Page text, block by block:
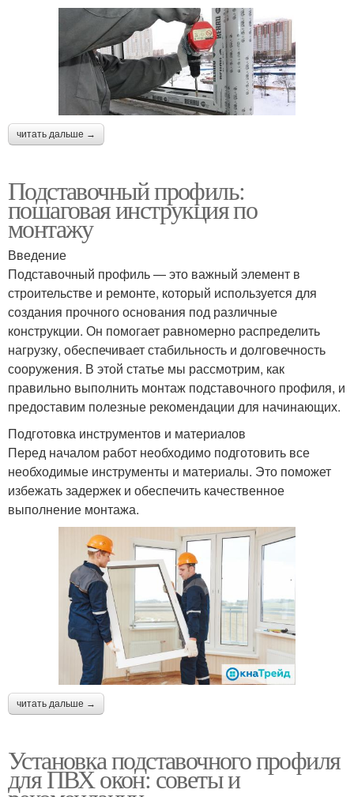
читать дальше →
Подставочный профиль:
пошаговая инструкция по
монтажу
Введение
Подставочный профиль — это важный элемент в
строительстве и ремонте, который используется для
создания прочного основания под различные
конструкции. Он помогает равномерно распределить
нагрузку, обеспечивает стабильность и долговечность
сооружения. В этой статье мы рассмотрим, как
правильно выполнить монтаж подставочного профиля, и
предоставим полезные рекомендации для начинающих.
Подготовка инструментов и материалов
Перед началом работ необходимо подготовить все
необходимые инструменты и материалы. Это поможет
избежать задержек и обеспечить качественное
выполнение монтажа.
читать дальше →
Установка подставочного профиля
для ПВХ окон: советы и